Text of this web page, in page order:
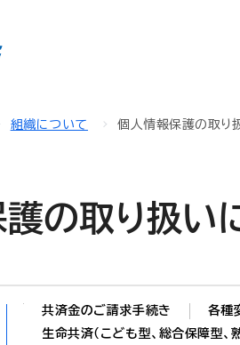
組織について 個人情報保護の取り
の取り扱い
共済金のご請求手続き 各種
生命共済（こども型、総合保障型、